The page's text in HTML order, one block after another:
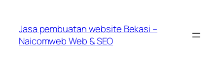
content
Jasa pembuatan website Bekasi –
Naicomweb Web & SEO